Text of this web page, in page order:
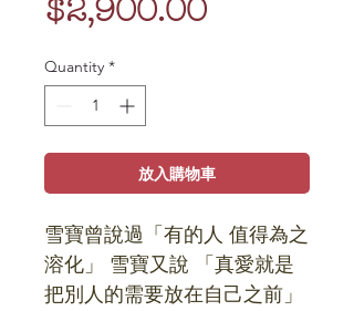
$2,900.00Price
Quantity *
放入購物車
雪寶曾說過「有的人 值得為之
溶化」 雪寶又說 「真愛就是
把別人的需要放在自己之前」